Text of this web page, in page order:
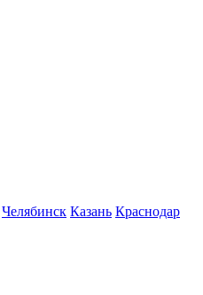
Челябинск Казань Краснодар